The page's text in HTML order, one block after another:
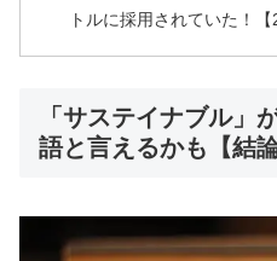
トルに採用されていた！【
「サステイナブル
語と言えるかも【結論